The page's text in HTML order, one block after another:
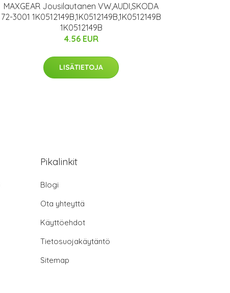
MAXGEAR Jousilautanen VW,AUDI,SKODA
72-3001 1K0512149B,1K0512149B,1K0512149B
1K0512149B
4.56 EUR
LISÄTIETOJA
Pikalinkit
Blogi
Ota yhteyttä
Käyttöehdot
Tietosuojakäytäntö
Sitemap